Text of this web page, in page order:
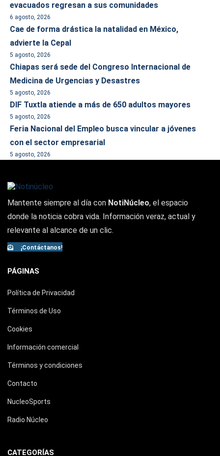
evacuados regresan a sus comunidades
6 agosto, 2026
Cae de forma drástica la natalidad en México,
advierte la Cepal
5 agosto, 2026
Chiapas será sede del Congreso Internacional de
Medicina de Urgencias y Desastres
5 agosto, 2026
DIF Tuxtla atiende a más de 650 adultos mayores
5 agosto, 2026
Feria Nacional del Empleo busca vincular a jóvenes
con el sector empresarial
5 agosto, 2026
Mantente siempre al día con NotiNúcleo, el espacio
donde la noticia cobra vida. Información veraz, actual y
relevante al alcance de un clic.
¡Contáctanos!
PÁGINAS
Política de Privacidad
Términos de Uso
Cookies
Información comercial
Términos y condiciones
Contacto
NucleoSports
Radio Núcleo
CATEGORÍAS